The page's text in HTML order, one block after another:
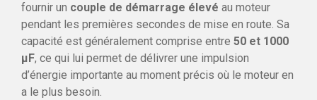
fournir un couple de démarrage élevé au moteur
pendant les premières secondes de mise en route. Sa
capacité est généralement comprise entre 50 et 1000
µF, ce qui lui permet de délivrer une impulsion
d’énergie importante au moment précis où le moteur en
a le plus besoin.